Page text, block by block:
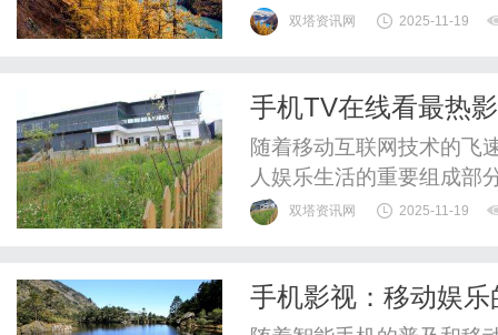
在使用'搜视频在线看最热
观看影视作品，受到时间
双塔资讯网 2025-11-19
手机TV在线看最热
随着移动互联网技术的飞
人娱乐生活的重要组成部
闲时间，用户都可以通过
这些限制。用户只需下载
双塔资讯网 2025-11-19
手机影视：移动娱乐